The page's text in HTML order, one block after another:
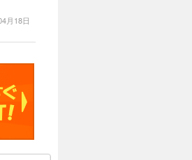
月18日